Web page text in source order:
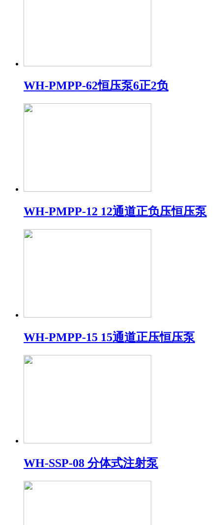
WH-PMPP-62恒压泵6正2负
WH-PMPP-12 12通道正负压恒压泵
WH-PMPP-15 15通道正压恒压泵
WH-SSP-08 分体式注射泵